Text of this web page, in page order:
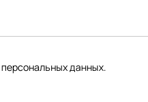
персональных данных.